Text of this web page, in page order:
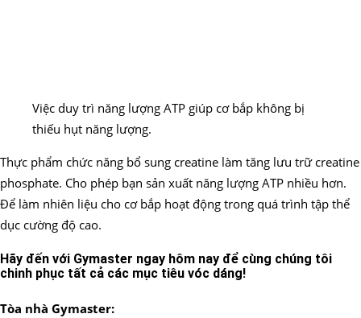
Việc duy trì năng lượng ATP giúp cơ bắp không bị
thiếu hụt năng lượng.
Thực phẩm chức năng bổ sung creatine làm tăng lưu trữ creatine
phosphate. Cho phép bạn sản xuất năng lượng ATP nhiều hơn.
Để làm nhiên liệu cho cơ bắp hoạt động trong quá trình tập thể
dục cường độ cao.
Hãy đến với Gymaster ngay hôm nay để cùng chúng tôi
chinh phục tất cả các mục tiêu vóc dáng!
Tòa nhà Gymaster: